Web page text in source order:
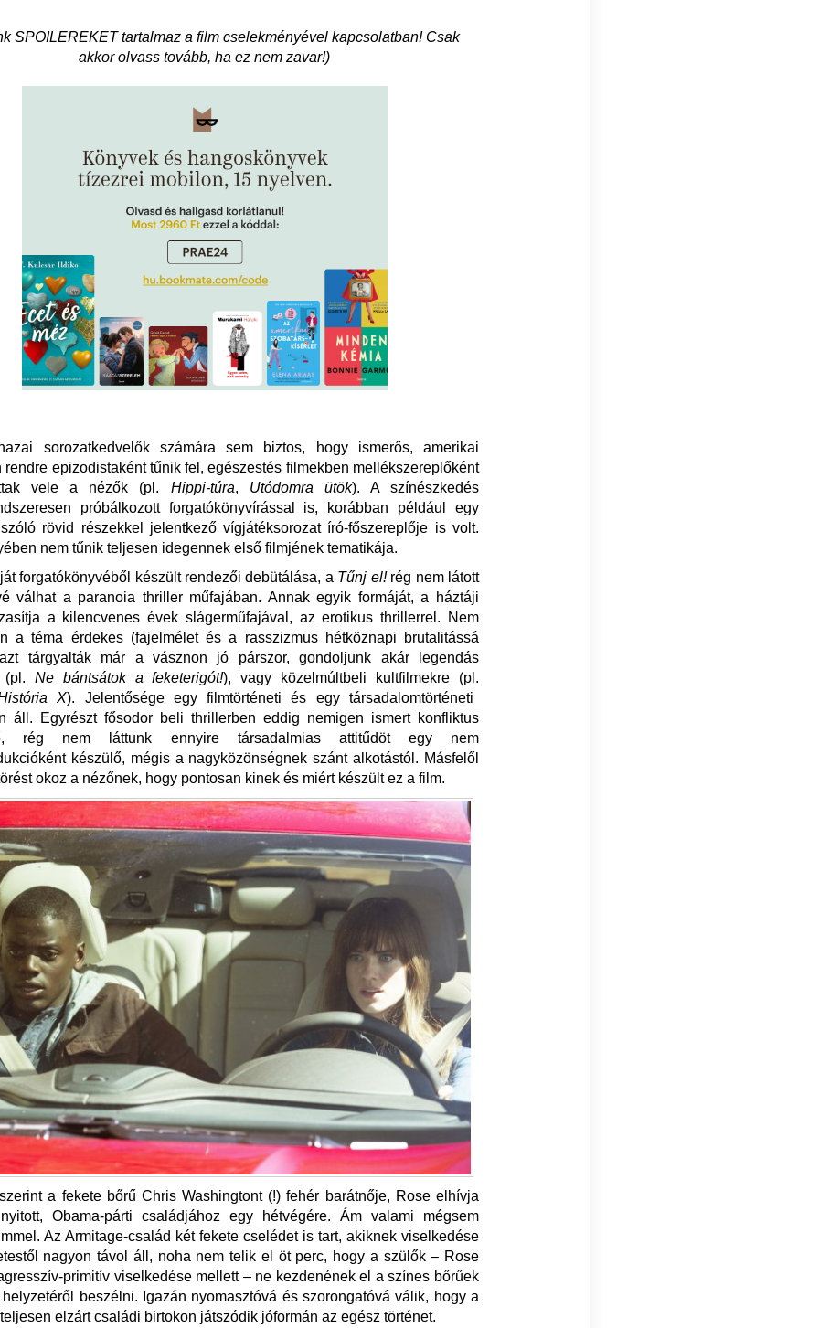
SPOILEREKET tartalmaz a film cselekményével kapcsolatban! Csak
akkor olvass tovább, ha ez nem zavar!)
sorozatkedvelők számára sem biztos, hogy ismerős, amerikai
rendre epizodistaként tűnik fel, egészestés filmekben mellékszereplőként
vele a nézők (pl. Hippi-túra, Utódomra ütök). A színészkedés
próbálkozott forgatókönyvírással is, korábban például egy
rövid részekkel jelentkező vígjátéksorozat író-főszereplője is volt.
nem tűnik teljesen idegennek első filmjének tematikája.
forgatókönyvéből készült rendezői debütálása, a Tűnj el! rég nem látott
válhat a paranoia thriller műfajában. Annak egyik formáját, a háztáji
a kilencvenes évek slágerműfajával, az erotikus thrillerrel. Nem
a téma érdekes (fajelmélet és a rasszizmus hétköznapi brutalitássá
tárgyalták már a vásznon jó párszor, gondoljunk akár legendás
(pl. Ne bántsátok a feketerigót!), vagy közelmúltbeli kultfilmekre (pl.
X). Jelentősége egy filmtörténeti és egy társadalomtörténeti
áll. Egyrészt fősodor beli thrillerben eddig nemigen ismert konfliktus
rég nem láttunk ennyire társadalmias attitűdöt egy nem
készülő, mégis a nagyközönségnek szánt alkotástól. Másfelől
okoz a nézőnek, hogy pontosan kinek és miért készült ez a film.
a fekete bőrű Chris Washingtont (!) fehér barátnője, Rose elhívja
Obama-párti családjához egy hétvégére. Ám valami mégsem
Az Armitage-család két fekete cselédet is tart, akiknek viselkedése
nagyon távol áll, noha nem telik el öt perc, hogy a szülők – Rose
primitív viselkedése mellett – ne kezdenének el a színes bőrűek
beszélni. Igazán nyomasztóvá és szorongatóvá válik, hogy a
elzárt családi birtokon játszódik jóformán az egész történet.